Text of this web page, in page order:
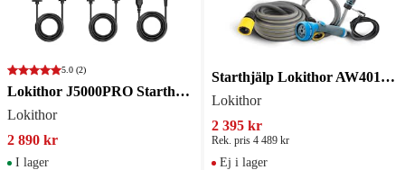
5.0 (2)
Lokithor J5000PRO Starthjälp/startbooster
Lokithor
2 890 kr
I lager
Starthjälp Lokithor AW401 Med högtryckstvätt, kompressor, lampa & powerbank
Lokithor
2 395 kr
Rek. pris 4 489 kr
Ej i lager